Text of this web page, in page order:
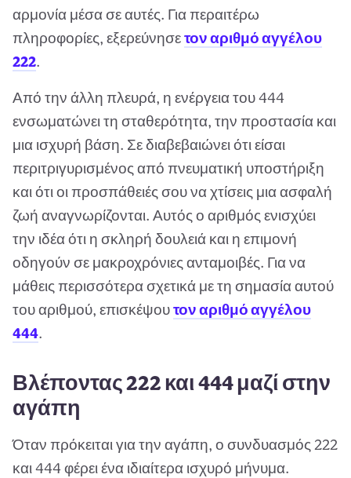
αρμονία μέσα σε αυτές. Για περαιτέρω
πληροφορίες, εξερεύνησετον αριθμό αγγέλου
222.
Από την άλλη πλευρά, η ενέργεια του 444
ενσωματώνει τη σταθερότητα, την προστασία και
μια ισχυρή βάση. Σε διαβεβαιώνει ότι είσαι
περιτριγυρισμένος από πνευματική υποστήριξη
και ότι οι προσπάθειές σου να χτίσεις μια ασφαλή
ζωή αναγνωρίζονται. Αυτός ο αριθμός ενισχύει
την ιδέα ότι η σκληρή δουλειά και η επιμονή
οδηγούν σε μακροχρόνιες ανταμοιβές. Για να
μάθεις περισσότερα σχετικά με τη σημασία αυτού
του αριθμού, επισκέψουτον αριθμό αγγέλου
444.
Βλέποντας 222 και 444 μαζί στην
αγάπη
Όταν πρόκειται για την αγάπη, ο συνδυασμός 222
και 444 φέρει ένα ιδιαίτερα ισχυρό μήνυμα.